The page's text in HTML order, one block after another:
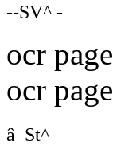
--SV^ -
ocr
ocr
â St^